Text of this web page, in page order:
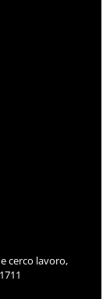
cerco lavoro,